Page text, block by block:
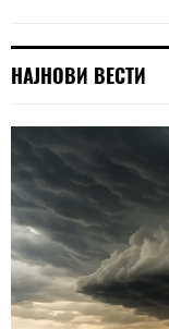
НАЈНОВИ ВЕСТИ